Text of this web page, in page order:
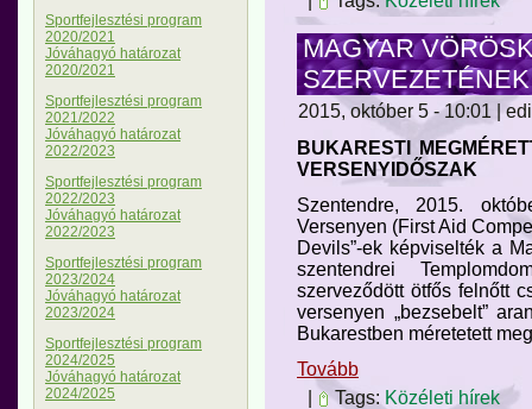
Sportfejlesztési program
2020/2021
Jóváhagyó határozat
2020/2021
Sportfejlesztési program
2021/2022
Jóváhagyó határozat
2022/2023
Sportfejlesztési program
2022/2023
Jóváhagyó határozat
2022/2023
Sportfejlesztési program
2023/2024
Jóváhagyó határozat
2023/2024
Sportfejlesztési program
2024/2025
Jóváhagyó határozat
2024/2025
MAGYAR
2015, október 5 - 10:01 |
BUKARESTI
VERSENYIDŐSZAK
Szentendre, 2015.
Versenyen (First Aid
Devils”-ek képviselték a
szentendrei
szerveződött ötfős felnőtt
versenyen „bezsebelt”
Bukarestben méretetett
Tovább
Tags: Közéleti hírek